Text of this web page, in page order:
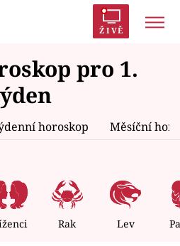
ŽIVĚ
Prostřeno!
AYTO?
Proměny
pro 1.
horoskop Měsíční
Rak Lev